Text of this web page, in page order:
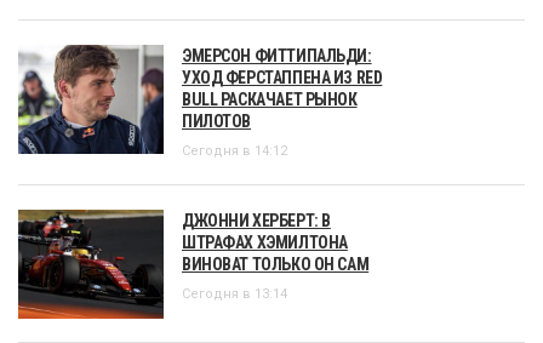
ЭМЕРСОН ФИТТИПАЛЬДИ:
УХОД ФЕРСТАППЕНА ИЗ RED
BULL РАСКАЧАЕТ РЫНОК
ПИЛОТОВ
Сегодня в 14:12
ДЖОННИ ХЕРБЕРТ: В
ШТРАФАХ ХЭМИЛТОНА
ВИНОВАТ ТОЛЬКО ОН САМ
Сегодня в 13:14